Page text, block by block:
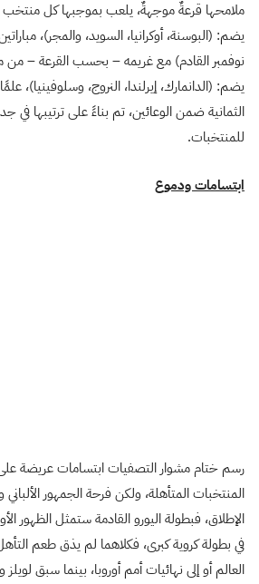
ملامحها قرعةٌ موجهةٌ، يلعب بموجبها كل منتخب
نوفمبر القادم) مع غريمه – بحسب القرعة – من
يضم: (الدانمارك، إيرلندا، النروج، وسلوفينيا)،
الثمانية ضمن الوعائين، تم بناءً على ترتيبها في
للمنتخبات.
ابتسامات ودموع
رسم ختام مشوار التصفيات ابتسامات عريضة
المنتخبات المتأهلة، ولكن فرحة الجمهور
الإطلاق، فبطولة اليورو القادمة ستمثل الظهور
في بطولة كروية كبرى، فكلاهما لم يذق طعم
العالم أو إلى نهائيات أمم أوروبا، بينما سبق لويلز